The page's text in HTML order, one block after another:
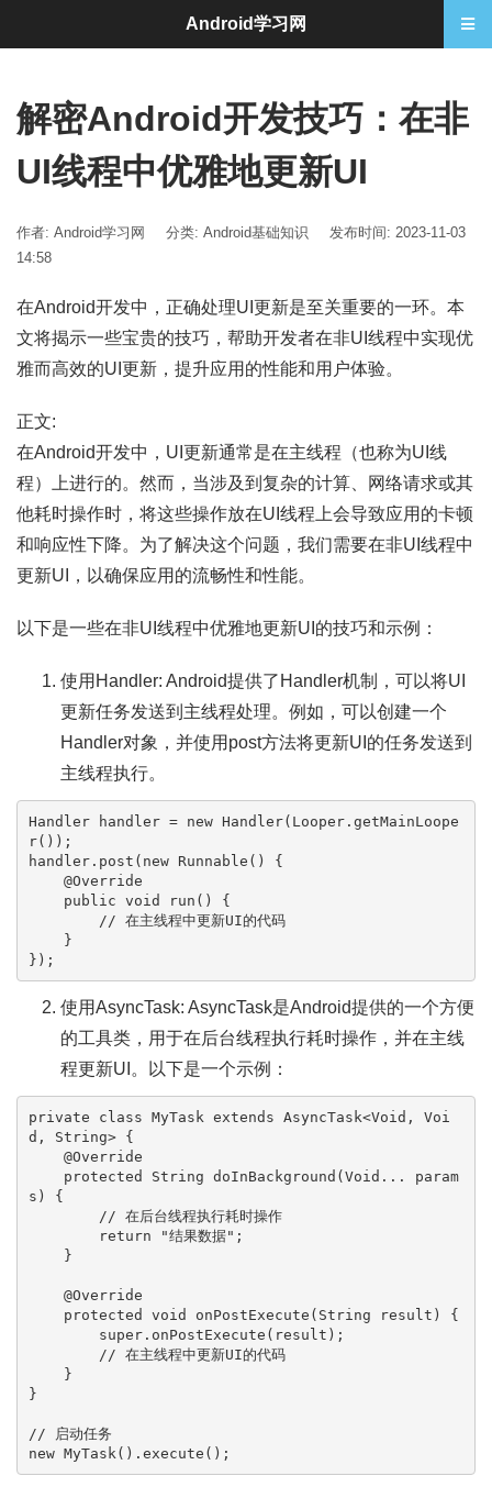
解密Android开发技巧：在非
UI线程中优雅地更新UI
作者: Android学习网 分类: Android基础知识
发布时间: 2023-11-03
14:58
在Android开发中，正确处理UI更新是至关重要的一环。本
文将揭示一些宝贵的技巧，帮助开发者在非UI线程中实现优
雅而高效的UI更新，提升应用的性能和用户体验。
正文:
在Android开发中，UI更新通常是在主线程（也称为UI线
程）上进行的。然而，当涉及到复杂的计算、网络请求或其
他耗时操作时，将这些操作放在UI线程上会导致应用的卡顿
和响应性下降。为了解决这个问题，我们需要在非UI线程中
更新UI，以确保应用的流畅性和性能。
以下是一些在非UI线程中优雅地更新UI的技巧和示例：
使用Handler: Android提供了Handler机制，可以将UI
更新任务发送到主线程处理。例如，可以创建一个
Handler对象，并使用post方法将更新UI的任务发送到
主线程执行。
Handler handler = new Handler(Looper.getMainLoope
r());
handler.post( new Runnable () {
@Override
public void run ()
{
// 在主线程中更新UI的代码
使用AsyncTask: AsyncTask是Android提供的一个方便
的工具类，用于在后台线程执行耗时操作，并在主线
程更新UI。以下是一个示例：
private class MyTask extends AsyncTask<Void, Voi
d, String> {
@Override
protected String doInBackground (Void... param
s)
{
// 在后台线程执行耗时操作
return
"结果数据" ;
@Override
protected
void onPostExecute (String result)
{
super.onPostExecute(result);
// 在主线程中更新UI的代码
}
// 启动任务
new MyTask
Android学习网